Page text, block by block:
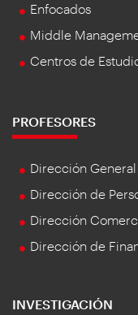
Enfocados
Middle
Centros de
PROFESORES
Dirección General
Dirección de
Dirección
Dirección de
INVESTIGACIÓN